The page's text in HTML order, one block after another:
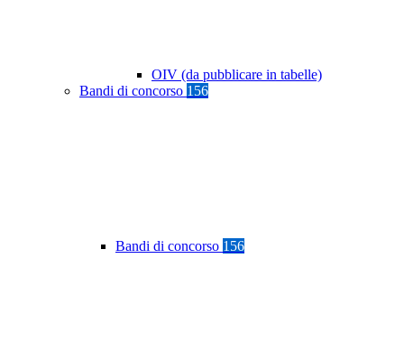
OIV (da pubblicare in tabelle)
Bandi di concorso 156
Bandi di concorso 156